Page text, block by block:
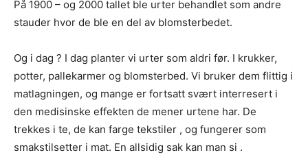
På 1900 – og 2000 tallet ble urter behandlet som andre
stauder hvor de ble en del av blomsterbedet.
Og i dag ? I dag planter vi urter som aldri før. I krukker,
potter, pallekarmer og blomsterbed. Vi bruker dem flittig i
matlagningen, og mange er fortsatt svært interresert i
den medisinske effekten de mener urtene har. De
trekkes i te, de kan farge tekstiler , og fungerer som
smakstilsetter i mat. En allsidig sak kan man si .